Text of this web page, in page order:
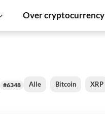
Over cryptocurrency
#6348 Alle Bitcoin XRP